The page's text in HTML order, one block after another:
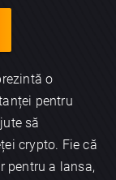
o
pentru
să
crypto. Fie că
pentru a lansa,